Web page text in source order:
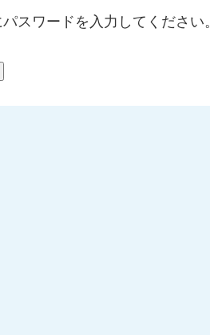
スワードを入力してください。